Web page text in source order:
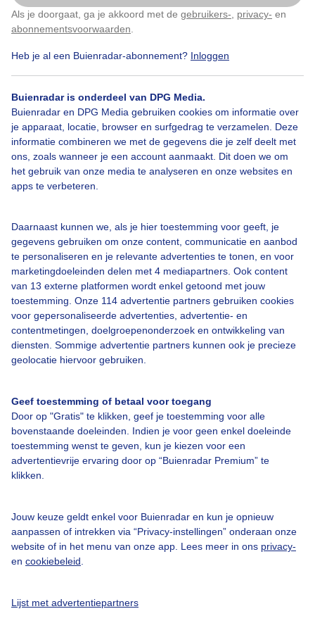
Als je doorgaat, ga je akkoord met de gebruikers- privacy- en
abonnementsvoorwaarden
Heb je al een Buienradar-abonnement? Inloggen
Buienradar is onderdeel van DPG Media.
Buienradar en DPG Media gebruiken cookies om informatie over
je apparaat, locatie, browser en surfgedrag te verzamelen. Deze
informatie combineren we met de gegevens die je zelf deelt met
ons, zoals wanneer je een account aanmaakt. Dit doen we om
het gebruik van onze media te analyseren en onze websites en
apps te verbeteren.
Daarnaast kunnen we, als je hier toestemming voor geeft, je
gegevens gebruiken om onze content, communicatie en aanbod
te personaliseren en je relevante advertenties te tonen, en voor
marketingdoeleinden delen met 4 mediapartners. Ook content
van 13 externe platformen wordt enkel getoond met jouw
toestemming. Onze 114 advertentie partners gebruiken cookies
voor gepersonaliseerde advertenties, advertentie- en
contentmetingen, doelgroepenonderzoek en ontwikkeling van
diensten. Sommige advertentie partners kunnen ook je precieze
geolocatie hiervoor gebruiken.
Geef toestemming of betaal voor toegang
Door op "Gratis" te klikken, geef je toestemming voor alle
bovenstaande doeleinden. Indien je voor geen enkel doeleinde
toestemming wenst te geven, kun je kiezen voor een
advertentievrije ervaring door op “Buienradar Premium” te
klikken.
Jouw keuze geldt enkel voor Buienradar en kun je opnieuw
aanpassen of intrekken via “Privacy-instellingen” onderaan onze
website of in het menu van onze app. Lees meer in ons privacy-
en cookiebeleid
Lijst met advertentiepartners
Wolken Wind
Bekijk slideshow
Over Buienradar
Bedrijfsgegevens
Contact
Toegankelijkheid
Gebruikersvoorwaarden
Adverteren
Privacy beleid
Cookie beleid
Klik hierom dit aan te passen